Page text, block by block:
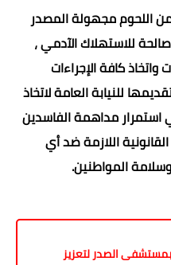
تم ضبط 1250كجم من اللحوم مجهولة المصدر
للاستهلاك الآدمي ،
كافة الإجراءات
للنيابة العامة لاتخاذ
استمرار مداهمة الفاسدين
اللازمة ضد أي
المواطنين.
الصدر لتعزيز